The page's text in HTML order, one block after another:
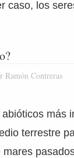
caso, los
Ramón Contreras
más
terrestre